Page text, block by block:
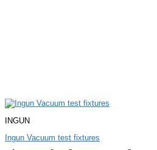
INGUN
Ingun Vacuum test fixtures